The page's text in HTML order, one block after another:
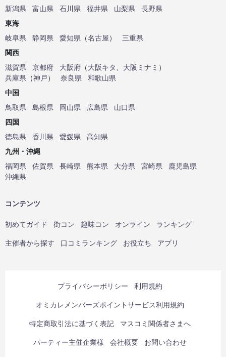
新潟県
富山県 石川県 福井県 山梨県
長野県
東海
岐阜県
静岡県 愛知県 （名古屋）
三重県
関西
滋賀県
京都府 大阪府 （大阪キタ 大阪ミナミ ）
兵庫県 （神戸） 奈良県
和歌山県
中国
鳥取県
島根県 岡山県 広島県
山口県
四国
徳島県
香川県 愛媛県
高知県
九州・沖縄
福岡県
佐賀県 長崎県 熊本県 大分県 宮崎県
鹿児島県
沖縄県
コンテンツ
初めてガイド 街コン 趣味コン オンライン ランキング
主催者から探す 口コミランキング お役立ち アプリ
プライバシーポリシー 利用規約
オミカレメンバーズポイントサービス利用規約
特定商取引法に基づく表記 マスコミ関係者さまへ
パーティー主催企業様 会社概要 お問い合わせ